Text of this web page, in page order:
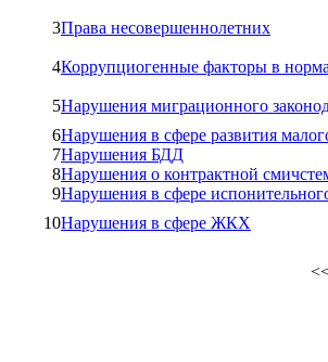
3Права несовершеннолетних
4Коррупциогенные факторы в
5Нарушения миграционного
6Нарушения в сфере развития
7Нарушения БДД
8Нарушения о контрактной
9Нарушения в сфере
10Нарушения в сфере ЖКХ